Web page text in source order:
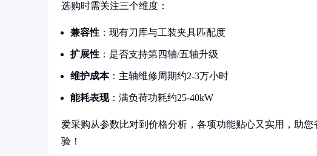
选购时需关注三个维度：
兼容性 ：现有刀库与工装夹具匹配度
扩展性 ：是否支持第四轴/五轴升级
维护成本：主轴维修周期约2-3万小时
能耗表现：满负荷功耗约25-40kW
爱采购从参数比对到价格分析，各项功能贴心又实用，助
验！